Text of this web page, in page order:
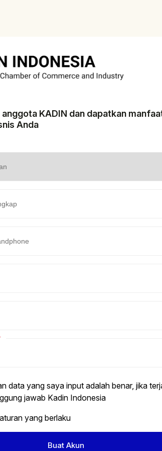
KADIN dan dapatkan
Anda
data yang saya input adalah benar, jika
jawab Kadin Indonesia
yang berlaku
Buat Akun